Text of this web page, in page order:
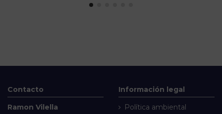
Contacto
Ramon Vilella
Información legal
Política ambiental